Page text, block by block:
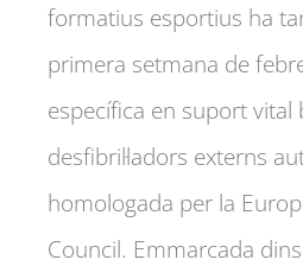
formatius esportius ha
primera setmana de
específica en suport vital
desfibril·ladors externs
homologada per la
Council. Emmarcada